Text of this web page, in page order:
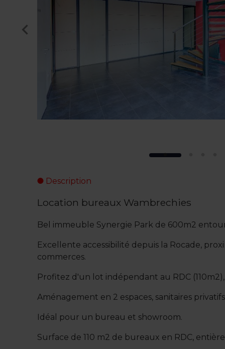
Description
Location bureaux Wambrechies
Bel immeuble Synergie Park de 600m2
Excellente accessibilité depuis la Rocade,
commerces.
Profitez d'un lot indépendant au RDC
Aménagement en 2 espaces, sanitaires
Idéal pour un bureau et showroom.
Surface de 110 m2 de bureaux en RDC,